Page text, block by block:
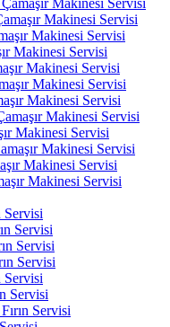
Makinesi Servisi
Makinesi Servisi
Makinesi Servisi
Makinesi Servisi
Makinesi Servisi
Makinesi Servisi
Makinesi Servisi
Makinesi Servisi
Makinesi Servisi
Makinesi Servisi
Makinesi Servisi
Makinesi Servisi
Servisi
Servisi
Servisi
Servisi
Servisi
Servisi
Servisi